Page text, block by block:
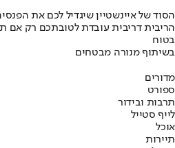
הסוד של איינשטיין שיגדיל לכם את
הריבית דריבית עובדת לטובתכם רק אם
בטוח
בשיתוף מנורה מבטחים
מדורים
ספורט
תרבות ובידור
לייף סטייל
אוכל
תיירות